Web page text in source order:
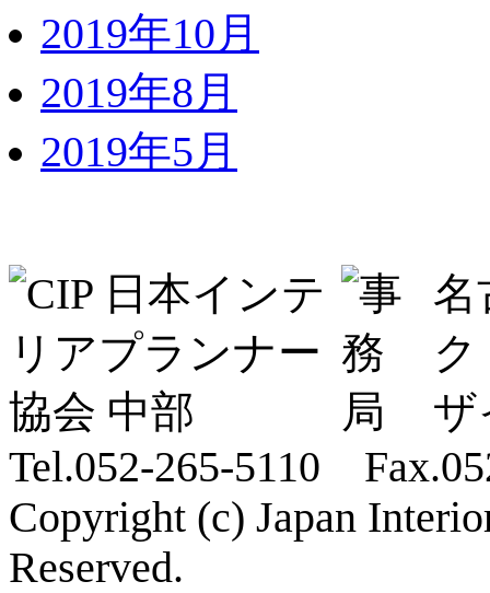
2019年10月
2019年8月
2019年5月
名
ザ
Tel.052-265-5110
Copyright (c) Japan
Reserved.